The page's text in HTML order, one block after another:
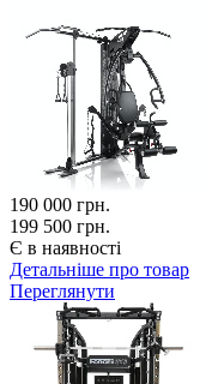
190 000 грн.
199 500 грн.
Є в наявності
Детальніше про товар
Переглянути